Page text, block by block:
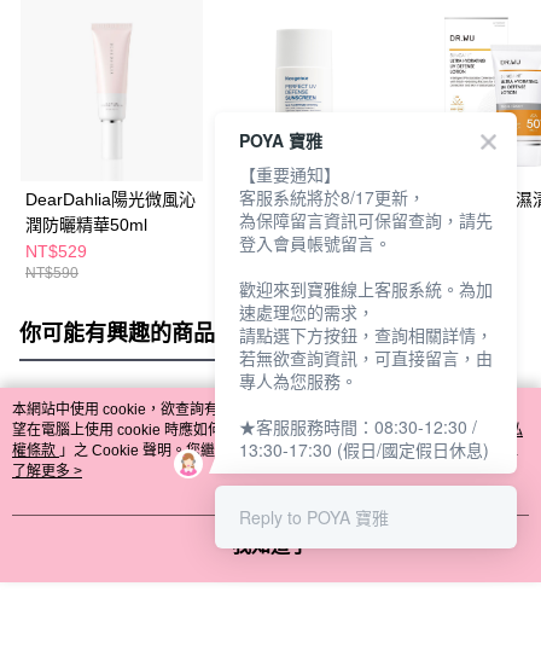
DearDahlia陽光微風沁
潤防曬精華50ml
NT$529
NT$590
霓淨思全天候長效抗陽
防曬乳50ml
NT$480
DR.WU全能保濕
防曬乳35ml
你可能有興趣的商品 全站排行
熱門標籤
本網站中使用 cookie，欲查詢有關本網站使用 cookie 方式之詳情，及若您不希
望在電腦上使用 cookie 時應如何變更電腦的 cookie 設定，請參閱本網站「
隱私
權條款 」之 Cookie 聲明。您繼續使用本網站即表示您同意本公司得按本網站使
用條款之 Cookie 聲明使用 cookie。
了解更多 >
我知道了
POYA 寶雅
【重要通知】
客服系統將於8/17更新，
為保障留言資訊可保留查詢，請先
登入會員帳號留言。
歡迎來到寶雅線上客服系統。為加
速處理您的需求，
請點選下方按鈕，查詢相關詳情，
若無欲查詢資訊，可直接留言，由
專人為您服務。
★客服服務時間：08:30-12:30 /
13:30-17:30 (假日/國定假日休息)
Reply to POYA 寶雅